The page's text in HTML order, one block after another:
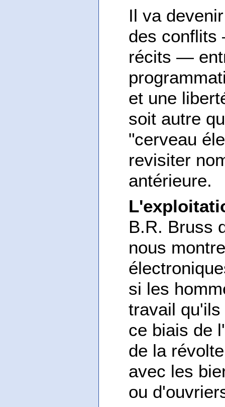
Il va
des conflits
récits —
et une
soit autre
"cerveau
revisiter
antérieure.
B.R. Bruss
nous
si les
travail
ce biais de
de la
avec les
ou